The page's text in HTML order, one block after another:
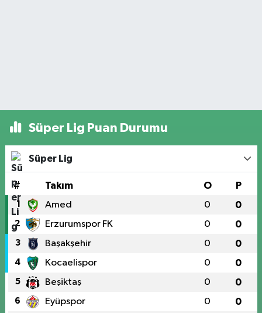
Süper Lig Puan Durumu
Süper Lig
# Takım O P
1 Amed 0 0
2 Erzurumspor FK 0 0
3 Başakşehir 0 0
4 Kocaelispor 0 0
5 Beşiktaş 0 0
6 Eyüpspor 0 0